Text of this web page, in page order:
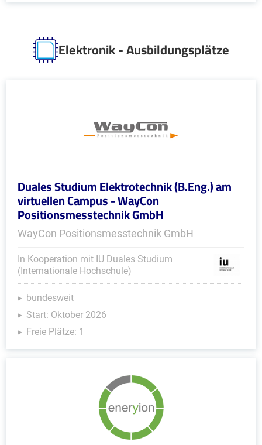
Elektronik - Ausbildungsplätze
Duales Studium Elektrotechnik (B.Eng.) am
virtuellen Campus - WayCon
Positionsmesstechnik GmbH
WayCon Positionsmesstechnik GmbH
In Kooperation mit IU Duales Studium
(Internationale Hochschule)
bundesweit
Start: Oktober 2026
Freie Plätze: 1